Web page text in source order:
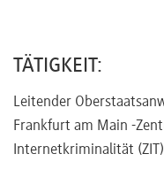
Kontakt
TÄTIGKEIT:
Leitender
Frankfurt am Main -
Internetkriminalität